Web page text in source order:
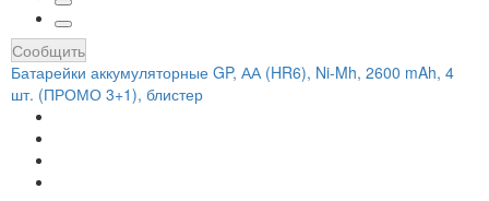
Сообщить
Батарейки аккумуляторные GP, АА (HR6), Ni-Mh, 2600 mAh, 4
шт. (ПРОМО 3+1), блистер